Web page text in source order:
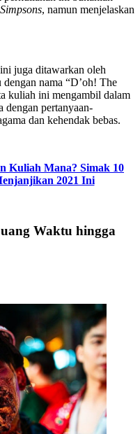
, namun menjelaskan
juga ditawarkan oleh
nama “D’oh! The
kuliah ini mengambil dalam
dengan pertanyaan-
dan kehendak bebas.
Kuliah Mana? Simak 10
2021 Ini
Waktu hingga